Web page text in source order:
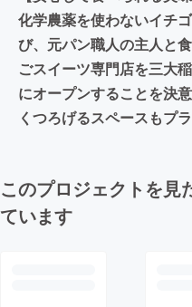
化学農薬を使わないイチ
び、元パン職人の主人と
ごスイーツ専門店を三大
にオープンすることを決
くつろげるスペースもプ
このプロジェクトを見
ています